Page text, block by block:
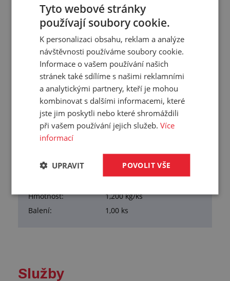
Přehled vlastností
Tloušťka:
4 mm
Šířka:
1000 mm
Délka:
2000 mm
Samolepka:
Ne
Samozhášivost:
Hustota:
150 kg/m³
Tvrdost:
50 °Sh00
Nasákavost vody:
mikroporézní CR
Pracovní teplota:
-40/+120 °C
Hmotnost:
1,200 kg/ks
Balení:
1,00 ks
Služby
Tyto webové stránky
používají soubory cookie.
K personalizaci obsahu, reklam a analýze
návštěvnosti používáme soubory cookie.
Informace o vašem používání našich
stránek také sdílíme s našimi reklamními
a analytickými partnery, kteří je mohou
kombinovat s dalšími informacemi, které
jste jim poskytli nebo které shromáždili
při vašem používání jejich služeb.Více
informací
POVOLIT VŠE
UPRAVIT